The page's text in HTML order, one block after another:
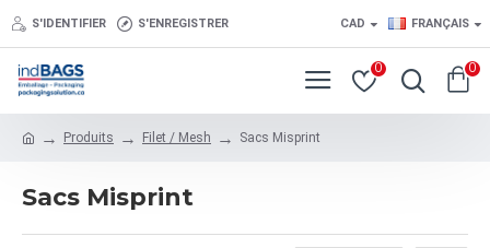
S'IDENTIFIER S'ENREGISTRER CAD FRANÇAIS
0 0
Produits Filet / Mesh Sacs Misprint
Sacs Misprint